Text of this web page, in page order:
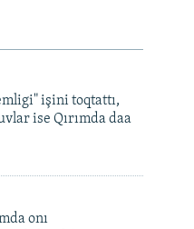
işini toqtattı,
ise Qırımda daa
onı